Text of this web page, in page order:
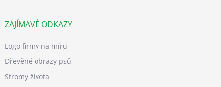
ZAJÍMAVÉ ODKAZY
Logo firmy na míru
Dřevěné obrazy psů
Stromy života